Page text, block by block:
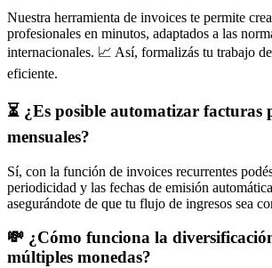
Nuestra herramienta de invoices te permite
profesionales en minutos, adaptados a las
internacionales. 📈 Así, formalizás tu trabajo
eficiente.
⏳ ¿Es posible automatizar facturas
mensuales?
Sí, con la función de invoices recurrentes
periodicidad y las fechas de emisión
asegurándote de que tu flujo de ingresos sea
💸 ¿Cómo funciona la
múltiples monedas?